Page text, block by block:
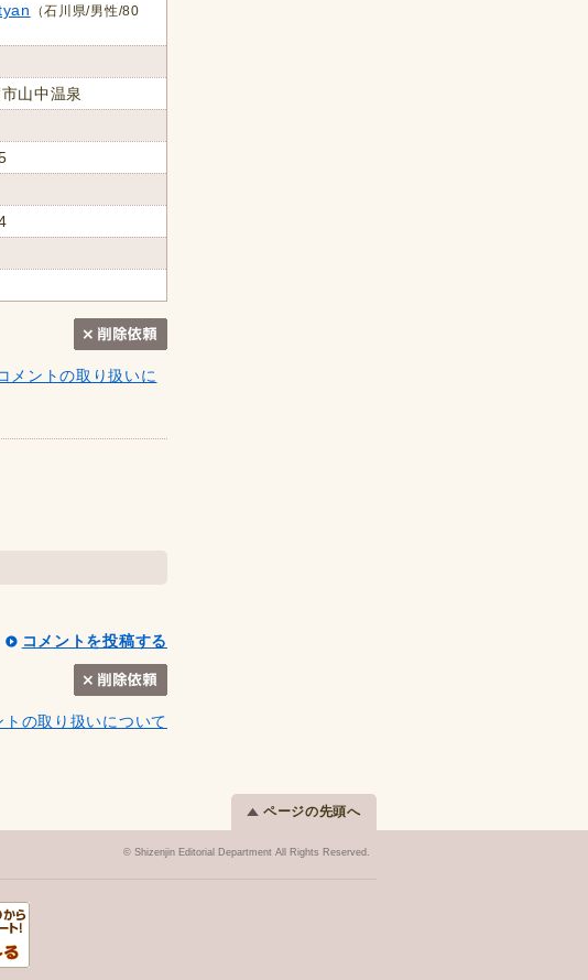
（石川県/男性/80
山中温泉
メントの取り扱いに
コメントを投稿する
の取り扱いについて
ページの先頭へ
© Shizenjin Editorial Department All Rights Reserved.